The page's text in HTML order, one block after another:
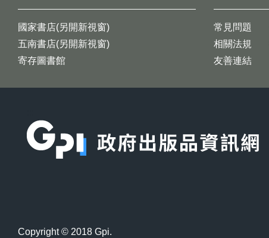
國家書店(另開新視窗)
五南書店(另開新視窗)
寄存圖書館
常見問題
相關法規
友善連結
Copyright © 2018 Gpi.